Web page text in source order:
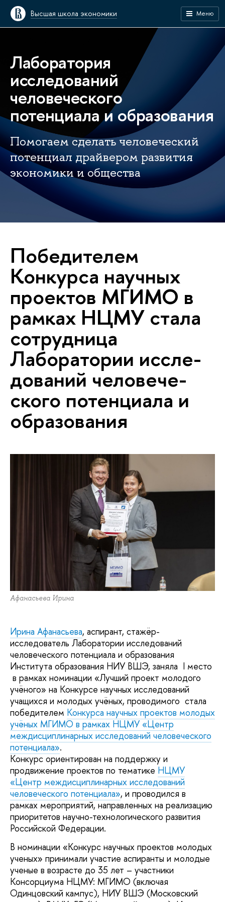
Высшая школа экономики Меню
Лаборатория
исследований
человеческого
потенциала и образования
Помогаем сделать человеческий
потенциал драйвером развития
экономики и общества
Победителем
Конкурса научных
проектов МГИМО в
рамках НЦМУ стала
сотрудница
Лаборатории ис­сле­
до­ва­ний че­ло­ве­че­
ско­го потенциала и
образования
Афанасьева Ирина
Ирина Афанасьева, аспирант, стажёр-
исследователь Лаборатории исследований
человеческого потенциала и образования
Института образования НИУ ВШЭ, заняла I место
в рамках номинации «Лучший проект молодого
учёного» на Конкурсе научных исследований
учащихся и молодых учёных, проводимого стала
победителем Конкурса научных проектов молодых
учёных МГИМО в рамках НЦМУ «Центр
междисциплинарных исследований человеческого
потенциала».
Конкурс ориентирован на поддержку и
продвижение проектов по тематике НЦМУ
«Центр междисциплинарных исследований
человеческого потенциала», и проводился в
рамках мероприятий, направленных на реализацию
приоритетов научно-технологического развития
Российской Федерации.
В номинации «Конкурс научных проектов молодых
ученых» принимали участие аспиранты и молодые
ученые в возрасте до 35 лет – участники
Консорциума НЦМУ: МГИМО (включая
Одинцовский кампус), НИУ ВШЭ (Московский